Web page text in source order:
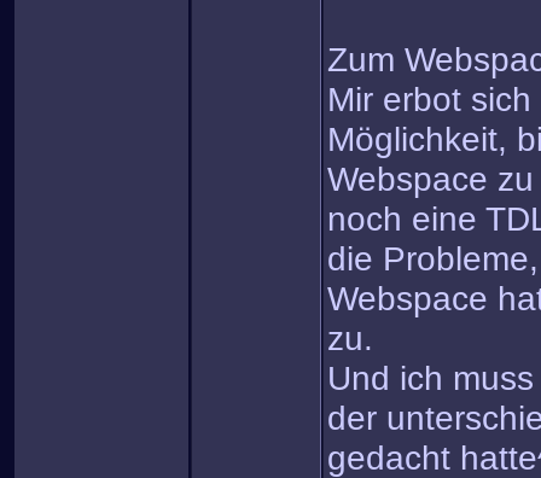
Zum
Mir erbot
Möglichkeit,
Webspace
noch eine
die
Webspace
zu.
Und ich
der
gedacht